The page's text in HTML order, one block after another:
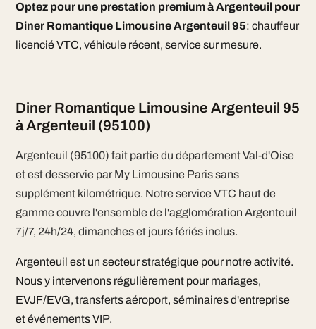
Optez pour une prestation premium à Argenteuil pour
Diner Romantique Limousine Argenteuil 95: chauffeur
licencié VTC, véhicule récent, service sur mesure.
Diner Romantique Limousine Argenteuil 95
à Argenteuil (95100)
Argenteuil (95100) fait partie du département Val-d'Oise
et est desservie par My Limousine Paris sans
supplément kilométrique. Notre service VTC haut de
gamme couvre l'ensemble de l'agglomération Argenteuil
7j/7, 24h/24, dimanches et jours fériés inclus.
Argenteuil est un secteur stratégique pour notre activité.
Nous y intervenons régulièrement pour mariages,
EVJF/EVG, transferts aéroport, séminaires d'entreprise
et événements VIP.